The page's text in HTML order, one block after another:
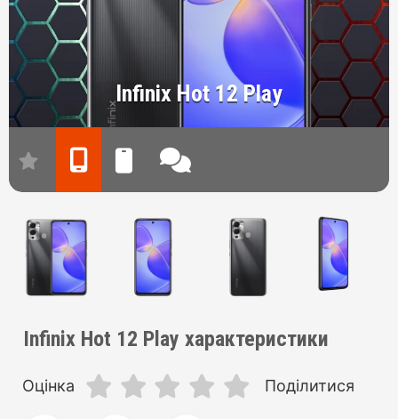
Infinix Hot 12 Play
Infinix Hot 12 Play характеристики
Оцінка Поділитися